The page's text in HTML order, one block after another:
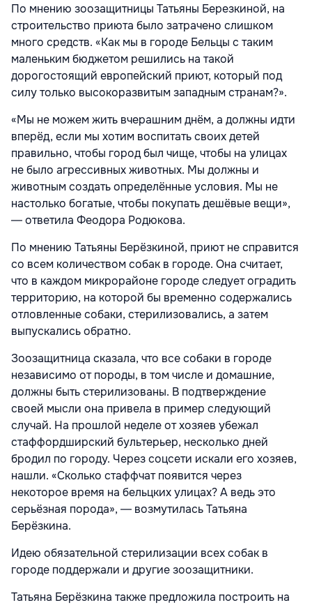
По мнению зоозащитницы Татьяны Березкиной, на
строительство приюта было затрачено слишком
много средств. «Как мы в городе Бельцы с таким
маленьким бюджетом решились на такой
дорогостоящий европейский приют, который под
силу только высокоразвитым западным странам?».
«Мы не можем жить вчерашним днём, а должны идти
вперёд, если мы хотим воспитать своих детей
правильно, чтобы город был чище, чтобы на улицах
не было агрессивных животных. Мы должны и
животным создать определённые условия. Мы не
настолько богатые, чтобы покупать дешёвые вещи»,
― ответила Феодора Родюкова.
По мнению Татьяны Берёзкиной, приют не справится
со всем количеством собак в городе. Она считает,
что в каждом микрорайоне городе следует оградить
территорию, на которой бы временно содержались
отловленные собаки, стерилизовались, а затем
выпускались обратно.
Зоозащитница сказала, что все собаки в городе
независимо от породы, в том числе и домашние,
должны быть стерилизованы. В подтверждение
своей мысли она привела в пример следующий
случай. На прошлой неделе от хозяев убежал
стаффордширский бультерьер, несколько дней
бродил по городу. Через соцсети искали его хозяев,
нашли. «Сколько стаффчат появится через
некоторое время на бельцких улицах? А ведь это
серьёзная порода», ― возмутилась Татьяна
Берёзкина.
Идею обязательной стерилизации всех собак в
городе поддержали и другие зоозащитники.
Татьяна Берёзкина также предложила построить на